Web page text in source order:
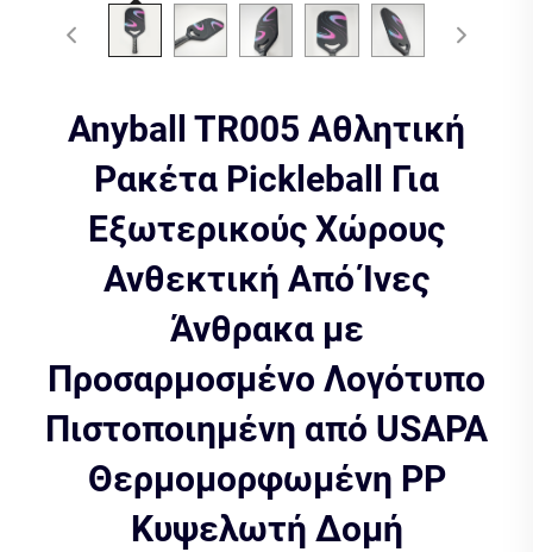
Anyball TR005 Αθλητική
Ρακέτα Pickleball Για
Εξωτερικούς Χώρους
Ανθεκτική Από Ίνες
Άνθρακα με
Προσαρμοσμένο Λογότυπο
Πιστοποιημένη από USAPA
Θερμομορφωμένη PP
Κυψελωτή Δομή